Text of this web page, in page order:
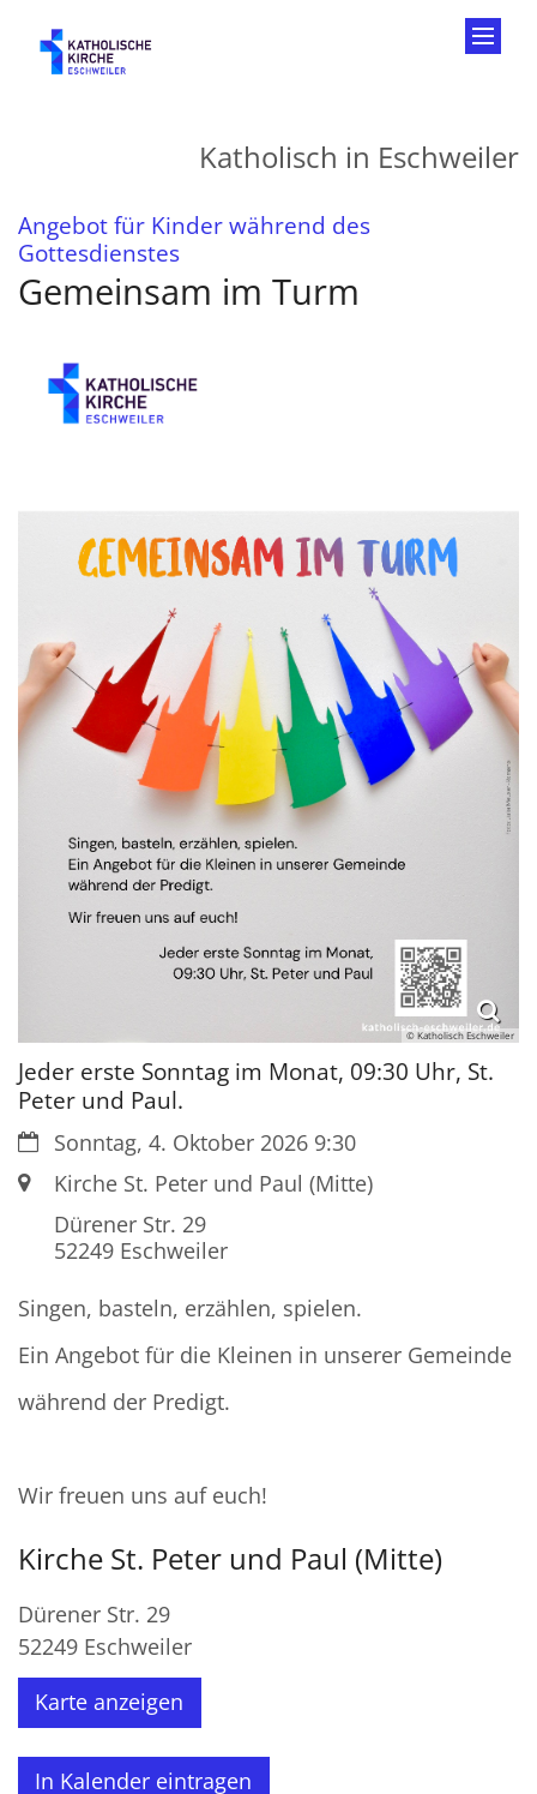
Katholisch in Eschweiler
Angebot für Kinder während des
Gottesdienstes:
Gemeinsam im Turm
© Katholisch Eschweiler
Jeder erste Sonntag im Monat, 09:30 Uhr, St.
Peter und Paul.
Datum:Sonntag, 4. Oktober 2026 9:30
Ort: Kirche St. Peter und Paul (Mitte)
Dürener Str. 29
52249 Eschweiler
Singen, basteln, erzählen, spielen.
Ein Angebot für die Kleinen in unserer Gemeinde
während der Predigt.
Wir freuen uns auf euch!
Kirche St. Peter und Paul (Mitte)
Dürener Str. 29
52249 Eschweiler
Karte anzeigen
In Kalender eintragen